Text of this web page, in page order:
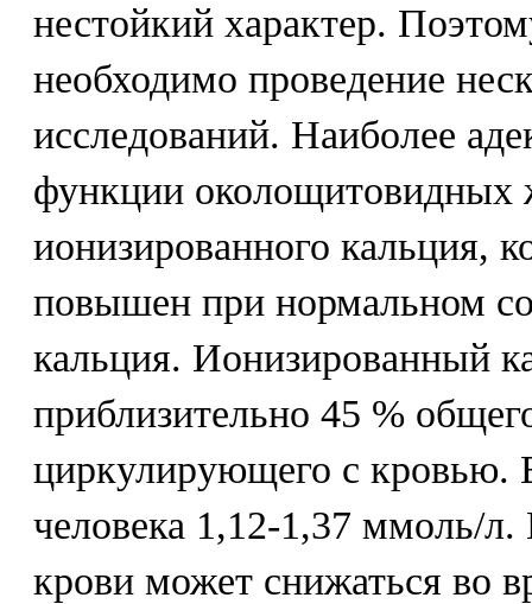
нестойкий характер.
необходимо проведение
исследований. Наиболее
функции околощитовидных
ионизированного кальция,
повышен при нормальном
кальция. Ионизированный
приблизительно 45 %
циркулирующего с кровью.
человека 1,12-1,37 ммоль/л.
крови может снижаться во